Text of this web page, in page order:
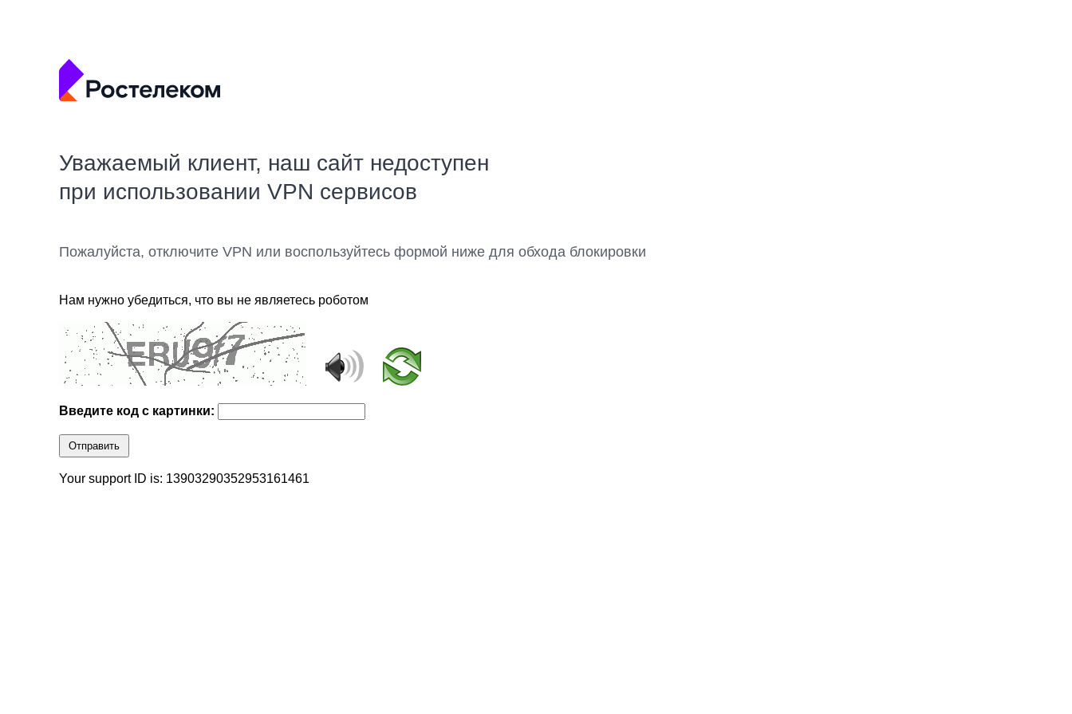
Уважаемый клиент, наш сайт недоступен
при использовании VPN сервисов
Пожалуйста, отключите VPN или воспользуйтесь формой ниже для обхода блокировки
Нам нужно убедиться, что вы не являетесь роботом
Введите код с картинки:
Отправить
Your support ID is: 13903290352953161461